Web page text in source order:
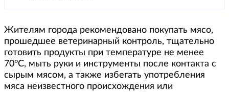
Жителям города рекомендовано покупать мясо,
прошедшее ветеринарный контроль, тщательно
готовить продукты при температуре не менее
70°C, мыть руки и инструменты после контакта с
сырым мясом, а также избегать употребления
мяса неизвестного происхождения или